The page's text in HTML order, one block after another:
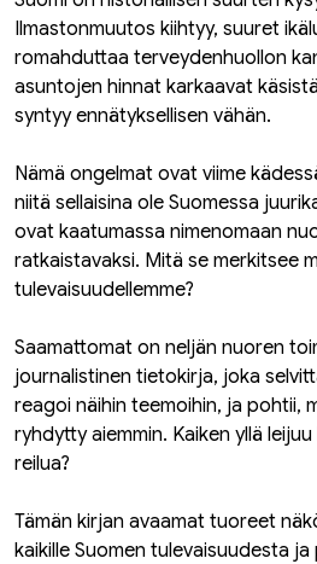
Ilmastonmuutos kiihtyy, suuret
romahduttaa terveydenhuollon
asuntojen hinnat karkaavat
syntyy ennätyksellisen vähän.
Nämä ongelmat ovat viime
niitä sellaisina ole Suomessa
ovat kaatumassa nimenomaan
ratkaistavaksi. Mitä se merkitsee
tulevaisuudellemme?
Saamattomat on neljän nuoren
journalistinen tietokirja, joka
reagoi näihin teemoihin, ja pohtii,
ryhdytty aiemmin. Kaiken yllä
reilua?
Tämän kirjan avaamat tuoreet
kaikille Suomen tulevaisuudesta